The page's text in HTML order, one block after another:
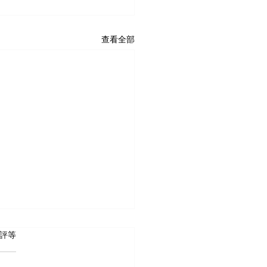
查看全部
顆星）。
等